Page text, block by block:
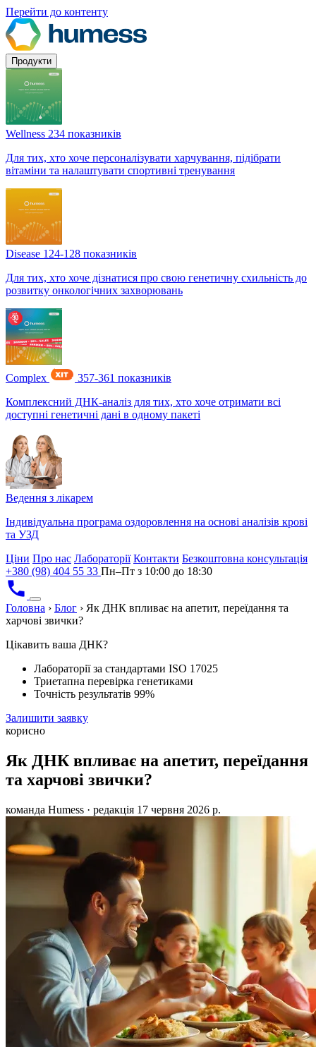
Перейти до контенту
Продукти
Wellness 234 показників
Для тих, хто хоче персоналізувати харчування, підібрати
вітаміни та налаштувати спортивні тренування
Disease 124-128 показників
Для тих, хто хоче дізнатися про свою генетичну схильність до
розвитку онкологічних захворювань
Complex
357-361 показників
Комплексний ДНК-аналіз для тих, хто хоче отримати всі
доступні генетичні дані в одному пакеті
Ведення з лікарем
Індивідуальна програма оздоровлення на основі аналізів крові
та УЗД
Ціни Про нас Лабораторії Контакти Безкоштовна консультація
+380 (98) 404 55 33 Пн–Пт з 10:00 до 18:30
Головна › Блог › Як ДНК впливає на апетит, переїдання та
харчові звички?
Цікавить ваша ДНК?
Лабораторії за стандартами ISO 17025
Триетапна перевірка генетиками
Точність результатів 99%
Залишити заявку
корисно
Як ДНК впливає на апетит, переїдання
та харчові звички?
команда Humess · редакція 17 червня 2026 р.